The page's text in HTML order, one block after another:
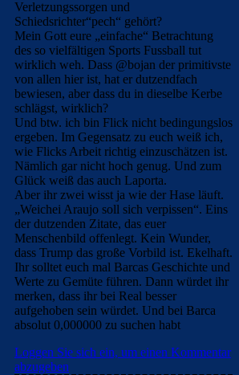
Verletzungssorgen und
Schiedsrichter“pech“ gehört?
Mein Gott eure „einfache“ Betrachtung
des so vielfältigen Sports Fussball tut
wirklich weh. Dass @bojan der primitivste
von allen hier ist, hat er dutzendfach
bewiesen, aber dass du in dieselbe Kerbe
schlägst, wirklich?
Und btw. ich bin Flick nicht bedingungslos
ergeben. Im Gegensatz zu euch weiß ich,
wie Flicks Arbeit richtig einzuschätzen ist.
Nämlich gar nicht hoch genug. Und zum
Glück weiß das auch Laporta.
Aber ihr zwei wisst ja wie der Hase läuft.
„Weichei Araujo soll sich verpissen“. Eins
der dutzenden Zitate, das euer
Menschenbild offenlegt. Kein Wunder,
dass Trump das große Vorbild ist. Ekelhaft.
Ihr solltet euch mal Barcas Geschichte und
Werte zu Gemüte führen. Dann würdet ihr
merken, dass ihr bei Real besser
aufgehoben sein würdet. Und bei Barca
absolut 0,000000 zu suchen habt
Loggen Sie sich ein, um einen Kommentar
abzugeben